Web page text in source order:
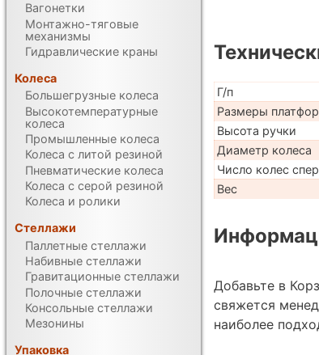
Г/п
Размеры
Высота ручки
Диаметр колеса
Число колес
Вес
Добавьте в
свяжется
наиболее
Вагонетки
Монтажно-тяговые
механизмы
Гидравлические краны
Колеса
Большегрузные колеса
Высокотемпературные
колеса
Промышленные колеса
Колеса с литой резиной
Пневматические колеса
Колеса с серой резиной
Колеса и ролики
Стеллажи
Паллетные стеллажи
Набивные стеллажи
Гравитационные стеллажи
Полочные стеллажи
Консольные стеллажи
Мезонины
Упаковка